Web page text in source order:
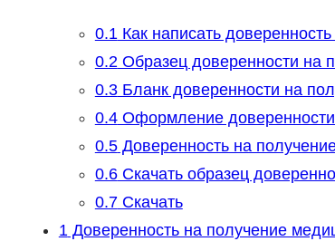
0.1Как написать
0.2Образец доверенности на
0.3Бланк доверенности на
0.4Оформление
0.5Доверенность на
0.6Скачать образец
0.7Скачать
1Доверенность на получение